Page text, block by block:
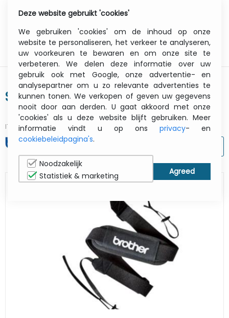
Shoulder Strap (pa-ss-4000)
ITCurry #:07357532 | Article #:PASS4000
Deze website gebruikt 'cookies'
We gebruiken 'cookies' om de inhoud op onze
website te personaliseren, het verkeer te analyseren,
uw voorkeuren te bewaren en om onze site te
verbeteren. We delen deze informatie over uw
gebruik ook met Google, onze advertentie- en
analysepartner om u zo relevante advertenties te
kunnen tonen. We verkopen of geven uw gegevens
nooit door aan derden. U gaat akkoord met onze
'cookies' als u deze website blijft gebruiken. Meer
informatie vindt u op ons privacy- en
cookiebeleidpagina's.
Noodzakelijk
Statistiek & marketing